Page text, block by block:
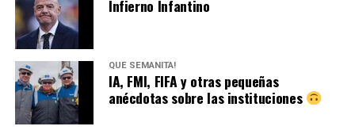
Infierno Infantino
QUÉ SEMANITA!
IA, FMI, FIFA y otras pequeñas
anécdotas sobre las instituciones